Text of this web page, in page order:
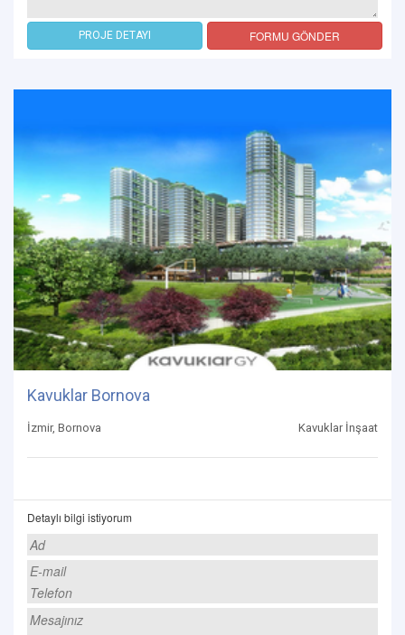
PROJE DETAYI FORMU GÖNDER
Kavuklar Bornova
İzmir, Bornova Kavuklar İnşaat
Detaylı bilgi istiyorum